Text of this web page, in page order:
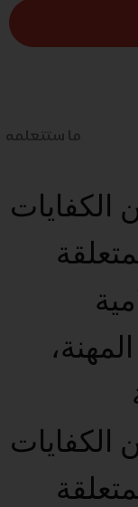
ما ستتعلمه
الكفايات
الكفايات